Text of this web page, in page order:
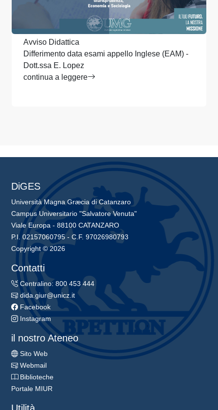
Avviso Didattica
Differimento data esami appello Inglese (EAM) -
Dott.ssa E. Lopez
continua a leggere
DiGES
Università Magna Græcia di Catanzaro
Campus Universitario "Salvatore Venuta"
Viale Europa - 88100 CATANZARO
P.I. 02157060795 - C.F. 97026980793
Copyright © 2026
Contatti
Centralino: 800 453 444
dida.giur@unicz.it
Facebook
Instagram
il nostro Ateneo
Sito Web
Webmail
Biblioteche
Portale MIUR